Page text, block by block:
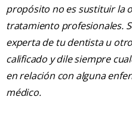
propósito no es sustituir la
tratamiento profesionales.
experta de tu dentista u
calificado y dile siempre
en relación con alguna
médico.